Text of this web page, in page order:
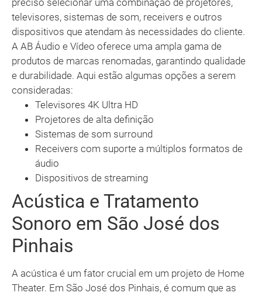
preciso selecionar uma combinação de projetores,
televisores, sistemas de som, receivers e outros
dispositivos que atendam às necessidades do cliente.
A AB Áudio e Vídeo oferece uma ampla gama de
produtos de marcas renomadas, garantindo qualidade
e durabilidade. Aqui estão algumas opções a serem
consideradas:
Televisores 4K Ultra HD
Projetores de alta definição
Sistemas de som surround
Receivers com suporte a múltiplos formatos de
áudio
Dispositivos de streaming
Acústica e Tratamento
Sonoro em São José dos
Pinhais
A acústica é um fator crucial em um projeto de Home
Theater. Em São José dos Pinhais, é comum que as